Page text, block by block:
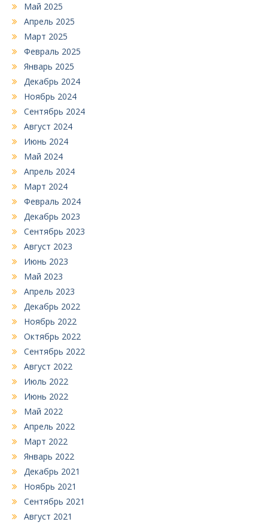
Май 2025
Апрель 2025
Март 2025
Февраль 2025
Январь 2025
Декабрь 2024
Ноябрь 2024
Сентябрь 2024
Август 2024
Июнь 2024
Май 2024
Апрель 2024
Март 2024
Февраль 2024
Декабрь 2023
Сентябрь 2023
Август 2023
Июнь 2023
Май 2023
Апрель 2023
Декабрь 2022
Ноябрь 2022
Октябрь 2022
Сентябрь 2022
Август 2022
Июль 2022
Июнь 2022
Май 2022
Апрель 2022
Март 2022
Январь 2022
Декабрь 2021
Ноябрь 2021
Сентябрь 2021
Август 2021